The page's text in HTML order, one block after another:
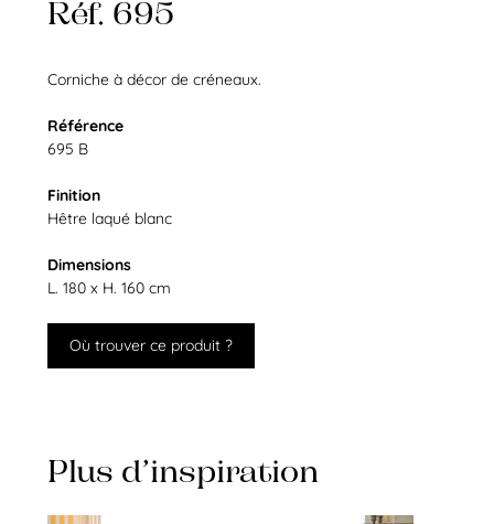
Réf. 695
Corniche à décor de créneaux.
Référence
695 B
Finition
Hêtre laqué blanc
Dimensions
L. 180 x H. 160 cm
Où trouver ce produit ?
Plus d’inspiration